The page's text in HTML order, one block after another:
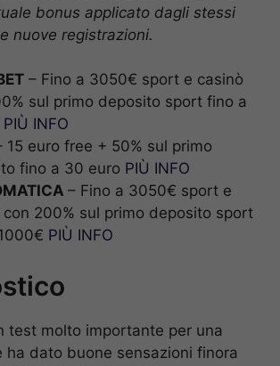
bonus applicato dagli stessi
nuove registrazioni.
– Fino a 3050€ sport e casinò
sul primo deposito sport fino a
PIÙ INFO
15 euro free + 50% sul primo
fino a 30 euro PIÙ INFO
– Fino a 3050€ sport e
con 200% sul primo deposito sport
PIÙ INFO
test molto importante per una
ha dato buone sensazioni finora